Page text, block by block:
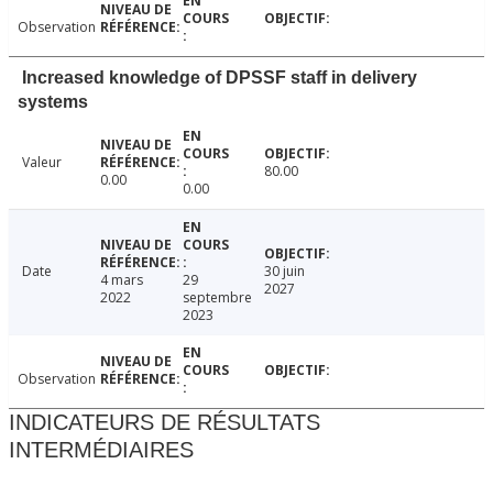
Observation
Increased knowledge of DPSSF staff in delivery
systems
Valeur
0.00
0.00
80.00
Date
4 mars
2022
29
septembre
2023
30 juin
2027
Observation
INDICATEURS DE RÉSULTATS
INTERMÉDIAIRES